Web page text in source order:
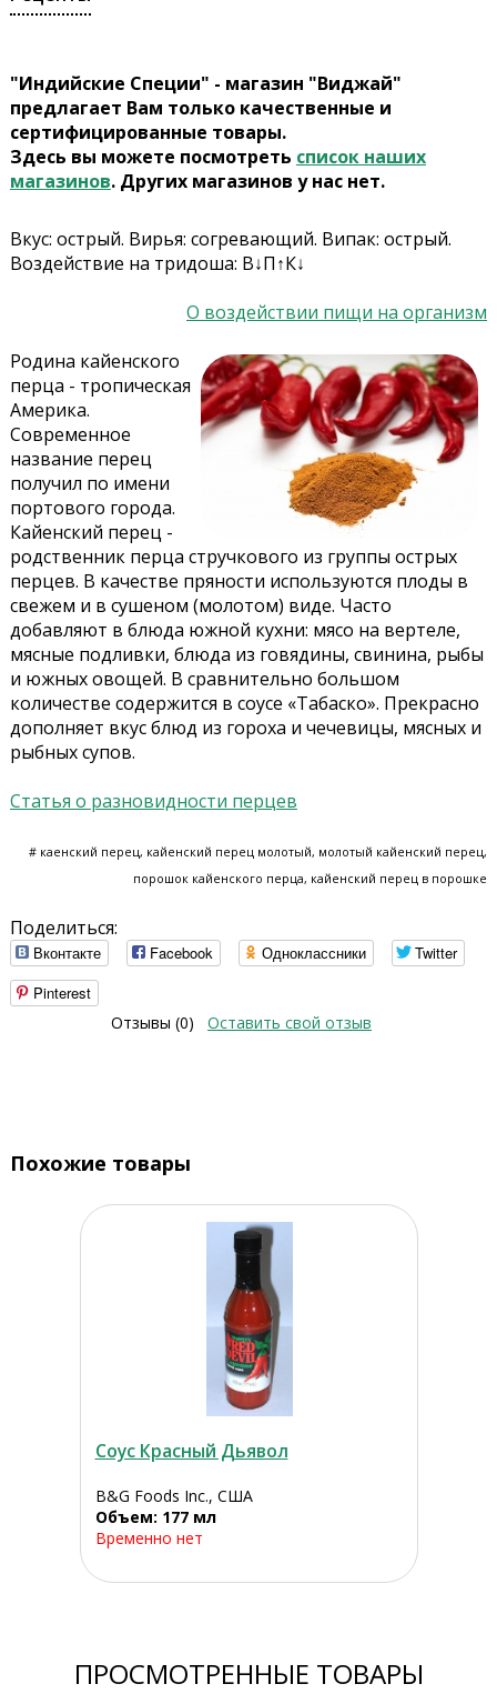
"Индийские Специи" - магазин "Виджай"
предлагает Вам только качественные и
сертифицированные товары.
Здесь вы можете посмотреть список наших
магазинов. Других магазинов у нас нет.
Вкус: острый. Вирья: согревающий. Випак: острый.
Воздействие на тридоша: В↓П↑К↓
О воздействии пищи на организм
Родина кайенского
перца - тропическая
Америка.
Современное
название перец
получил по имени
портового города.
Кайенский перец -
родственник перца стручкового из группы острых
перцев. В качестве пряности используются плоды в
свежем и в сушеном (молотом) виде. Часто
добавляют в блюда южной кухни: мясо на вертеле,
мясные подливки, блюда из говядины, свинина, рыбы
и южных овощей. В сравнительно большом
количестве содержится в соусе «Табаско». Прекрасно
дополняет вкус блюд из гороха и чечевицы, мясных и
рыбных супов.
Статья о разновидности перцев
# каенский перец, кайенский перец молотый, молотый кайенский перец,
порошок кайенского перца, кайенский перец в порошке
Поделиться:
Вконтакте Facebook Одноклассники
Twitter
Pinterest
Отзывы (0)
Оставить свой отзыв
Похожие товары
Соус Красный Дьявол
B&G Foods Inc., США
Объем: 177 мл
Временно нет
ПРОСМОТРЕННЫЕ ТОВАРЫ